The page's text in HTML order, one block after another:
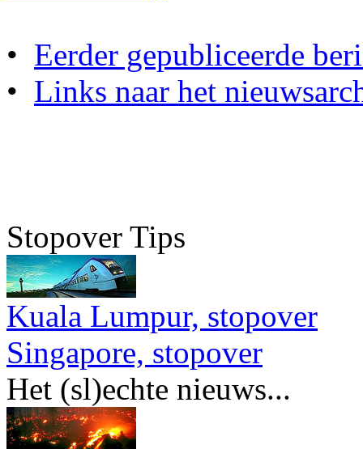
• Eerder gepubliceerde
• Links naar het
Stopover Tips
Kuala Lumpur, stopover
Singapore, stopover
Het (sl)echte nieuws...